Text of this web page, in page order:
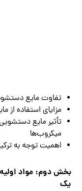
تفاوت مایع
مزایای استفاده
تأثیر مایع
میکروب‌ها
اهمیت توجه به
بخش دوم: مواد
یک